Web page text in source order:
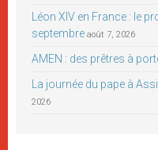
Léon XIV en France : le
septembre août 7, 2026
AMEN : des prêtres à
La journée du pape à
2026